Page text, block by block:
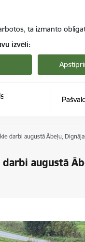
tā izmanto
izvēli:
darbi augustā Ābeļu,
augustā